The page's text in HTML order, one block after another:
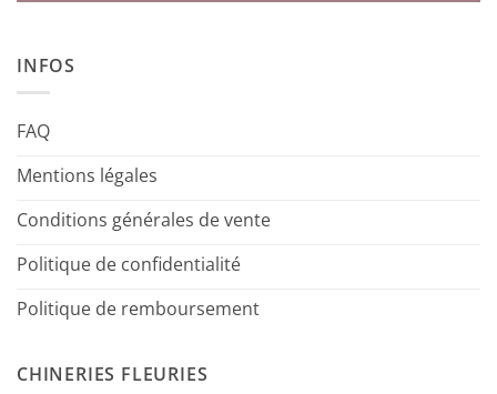
INFOS
FAQ
Mentions légales
Conditions générales de vente
Politique de confidentialité
Politique de remboursement
CHINERIES FLEURIES